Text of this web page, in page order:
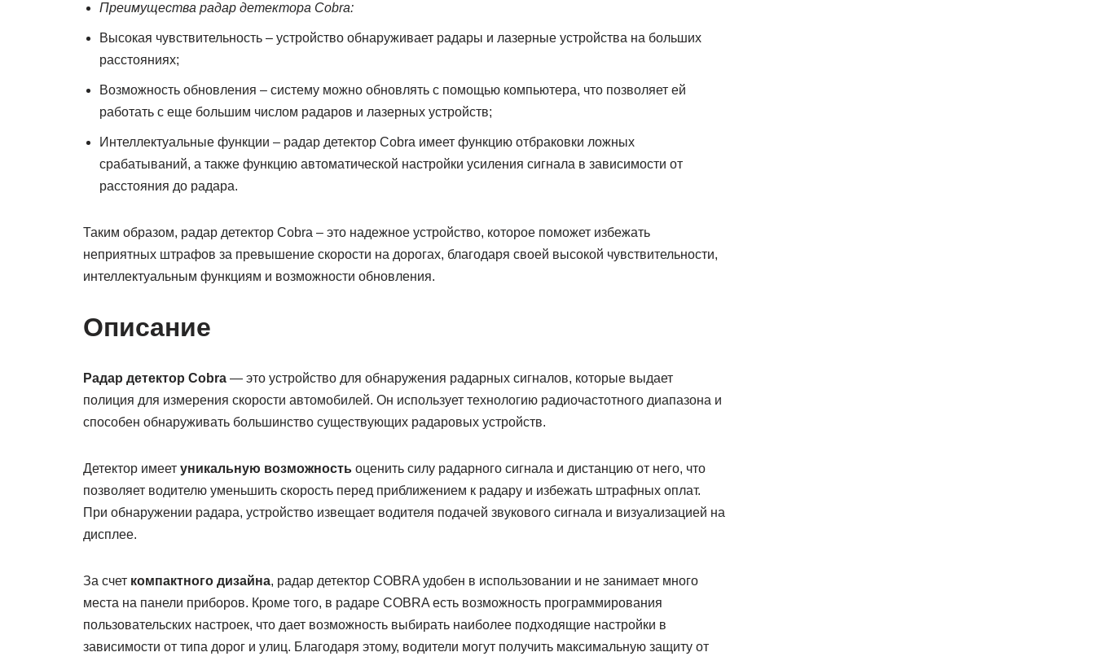
Преимущества радар детектора Cobra:
Высокая чувствительность – устройство обнаруживает радары и лазерные устройства на больших
расстояниях;
Возможность обновления – систему можно обновлять с помощью компьютера, что позволяет ей
работать с еще большим числом радаров и лазерных устройств;
Интеллектуальные функции – радар детектор Cobra имеет функцию отбраковки ложных
срабатываний, а также функцию автоматической настройки усиления сигнала в зависимости от
расстояния до радара.
Таким образом, радар детектор Cobra – это надежное устройство, которое поможет избежать
неприятных штрафов за превышение скорости на дорогах, благодаря своей высокой чувствительности,
интеллектуальным функциям и возможности обновления.
Описание
Радар детектор Cobra — это устройство для обнаружения радарных сигналов, которые выдает
полиция для измерения скорости автомобилей. Он использует технологию радиочастотного диапазона и
способен обнаруживать большинство существующих радаровых устройств.
Детектор имеет уникальную возможность оценить силу радарного сигнала и дистанцию от него, что
позволяет водителю уменьшить скорость перед приближением к радару и избежать штрафных оплат.
При обнаружении радара, устройство извещает водителя подачей звукового сигнала и визуализацией на
дисплее.
За счет компактного дизайна, радар детектор COBRA удобен в использовании и не занимает много
места на панели приборов. Кроме того, в радаре COBRA есть возможность программирования
пользовательских настроек, что дает возможность выбирать наиболее подходящие настройки в
зависимости от типа дорог и улиц. Благодаря этому, водители могут получить максимальную защиту от